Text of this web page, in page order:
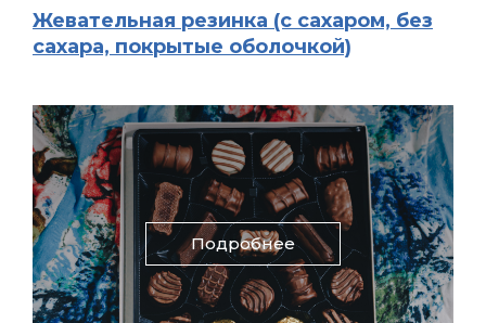
Жевательная резинка (с сахаром, без
сахара, покрытые оболочкой)
Подробнее